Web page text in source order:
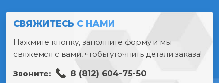
СВЯЖИТЕСЬ С НАМИ
Нажмите кнопку, заполните форму и мы
свяжемся с вами, чтобы уточнить детали заказа!
Звоните: 8 (812) 604-75-50